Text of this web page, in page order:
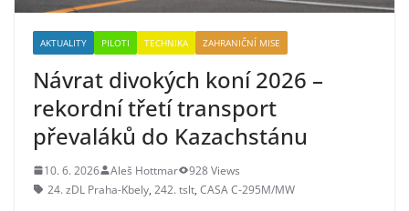
AKTUALITY PILOTI TECHNIKA ZAHRANIČNÍ MISE
Návrat divokých koní 2026 –
rekordní třetí transport
převaláků do Kazachstánu
10. 6. 2026 Aleš Hottmar
928 Views
24. zDL Praha-Kbely, 242. tslt, CASA C-295M/MW